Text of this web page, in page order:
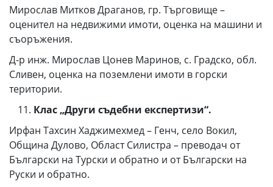
Мирослав Митков Драганов, гр. Търговище –
оценител на недвижими имоти, оценка на машини и
съоръжения.
Д-р инж. Мирослав Цонев Маринов, с. Градско, обл.
Сливен, оценка на поземлени имоти в горски
територии.
Клас „Други съдебни експертизи“.
Ирфан Тахсин Хаджимехмед – Генч, село Вокил,
Община Дулово, Област Силистра – преводач от
Български на Турски и обратно и от Български на
Руски и обратно.